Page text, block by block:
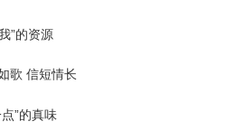
”的资源
歌 信短情长
”的真味